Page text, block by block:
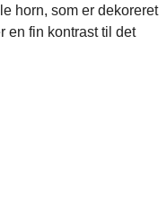
horn, som er dekoreret
en fin kontrast til det